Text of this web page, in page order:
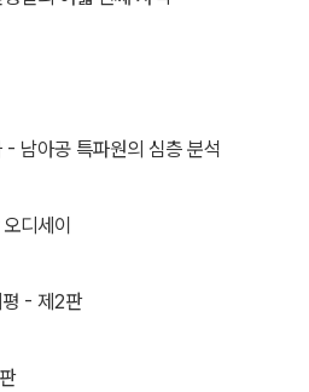
남아공 특파원의 심층 분석
디세이
평 - 제2판